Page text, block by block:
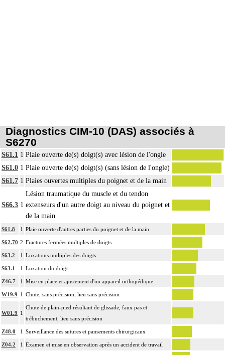
Diagnostics CIM-10 (DAS) associés à
S6270
S61.1 1 Plaie ouverte de(s) doigt(s) avec lésion de l'ongle
S61.0 1 Plaie ouverte de(s) doigt(s) (sans lésion de l'ongle)
S61.7 1 Plaies ouvertes multiples du poignet et de la main
S66.3 1
Lésion traumatique du muscle et du tendon
extenseurs d'un autre doigt au niveau du poignet et
de la main
S61.8 1 Plaie ouverte d'autres parties du poignet et de la main
S62.70 2 Fractures fermées multiples de doigts
S63.2 1 Luxations multiples des doigts
S63.1 1 Luxation du doigt
Z46.7 1 Mise en place et ajustement d'un appareil orthopédique
W19.9 1 Chute, sans précision, lieu sans précision
W01.9 1
Chute de plain-pied résultant de glissade, faux pas et
trébuchement, lieu sans précision
Z48.0 1 Surveillance des sutures et pansements chirurgicaux
Z04.2 1 Examen et mise en observation après un accident de travail